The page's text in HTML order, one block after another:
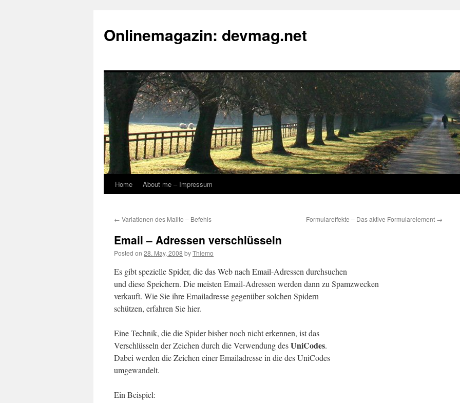
Onlinemagazin: devmag.net
Skip
content
Home About me – Impressum
← Variationen des Mailto – Befehls Formulareffekte – Das aktive Formularelement →
Email – Adressen verschlüsseln
Posted on 28. May, 2008 byThiemo
Es gibt spezielle Spider, die das Web nach Email-Adressen durchsuchen
und diese Speichern. Die meisten Email-Adressen werden dann zu Spamzwecken
verkauft. Wie Sie ihre Emailadresse gegenüber solchen Spidern
schützen, erfahren Sie hier.
Eine Technik, die die Spider bisher noch nicht erkennen, ist das
Verschlüsseln der Zeichen durch die Verwendung desUniCodes.
Dabei werden die Zeichen einer Emailadresse in die des UniCodes
umgewandelt.
Ein Beispiel: